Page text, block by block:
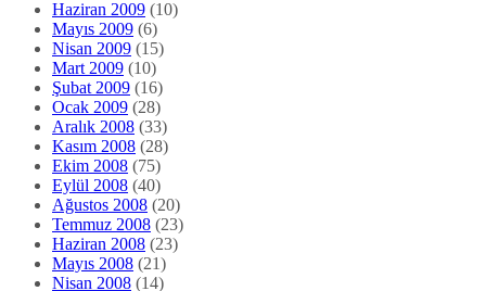
Haziran 2009 (10)
Mayıs 2009 (6)
Nisan 2009 (15)
Mart 2009 (10)
Şubat 2009 (16)
Ocak 2009 (28)
Aralık 2008 (33)
Kasım 2008 (28)
Ekim 2008 (75)
Eylül 2008 (40)
Ağustos 2008 (20)
Temmuz 2008 (23)
Haziran 2008 (23)
Mayıs 2008 (21)
Nisan 2008 (14)